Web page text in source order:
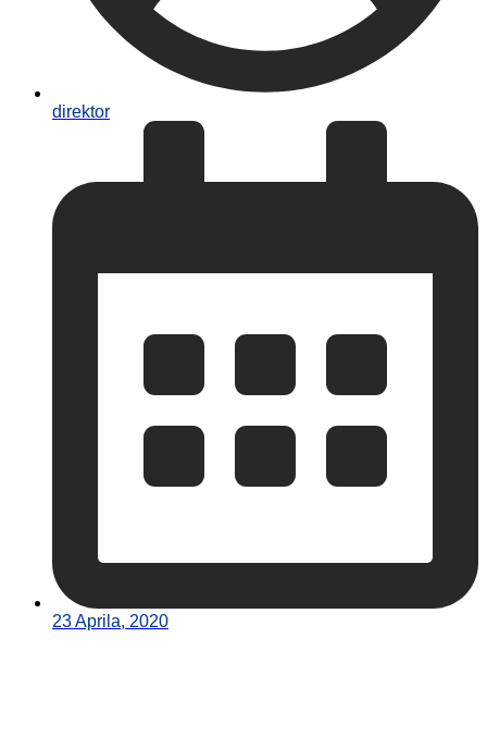
direktor
23 Aprila, 2020